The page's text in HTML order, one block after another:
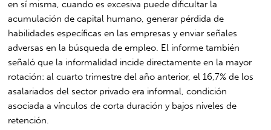
en sí misma, cuando es excesiva puede dificultar la
acumulación de capital humano, generar pérdida de
habilidades específicas en las empresas y enviar señales
adversas en la búsqueda de empleo. El informe también
señaló que la informalidad incide directamente en la mayor
rotación: al cuarto trimestre del año anterior, el 16,7% de los
asalariados del sector privado era informal, condición
asociada a vínculos de corta duración y bajos niveles de
retención.